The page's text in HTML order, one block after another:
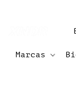
Marcas